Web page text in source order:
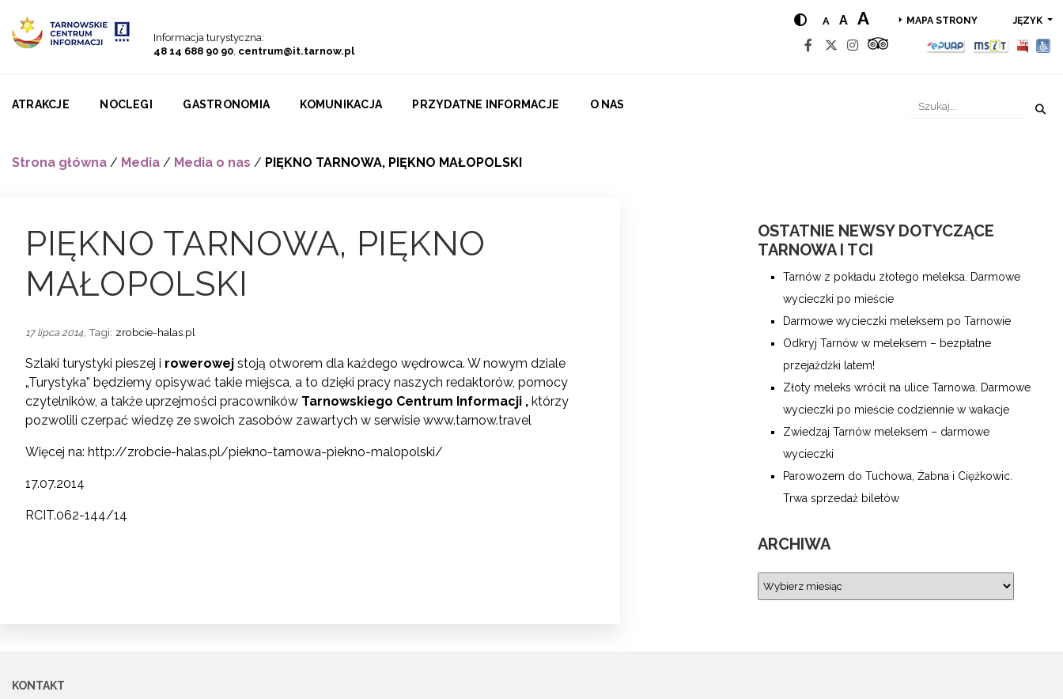
Informacja turystyczna:
48 14 688 90 90, centrum@it.tarnow.pl
A A A MAPA STRONY JĘZYK
ATRAKCJE NOCLEGI GASTRONOMIA KOMUNIKACJA PRZYDATNE INFORMACJE O NAS
Strona główna / Media / Media o nas / PIĘKNO TARNOWA, PIĘKNO MAŁOPOLSKI
PIĘKNO TARNOWA, PIĘKNO
MAŁOPOLSKI
17 lipca 2014 , Tagi: zrobcie-halas.pl
Szlaki turystyki pieszej i rowerowej stoją otworem dla każdego wędrowca. W nowym dziale
„Turystyka” będziemy opisywać takie miejsca, a to dzięki pracy naszych redaktorów, pomocy
czytelników, a także uprzejmości pracowników Tarnowskiego Centrum Informacji , którzy
pozwolili czerpać wiedzę ze swoich zasobów zawartych w serwisie www.tarnow.travel
Więcej na: http://zrobcie-halas.pl/piekno-tarnowa-piekno-malopolski/
17.07.2014
RCIT.062-144/14
OSTATNIE NEWSY DOTYCZĄCE
TARNOWA I TCI
Tarnów z pokładu złotego meleksa. Darmowe
wycieczki po mieście
Darmowe wycieczki meleksem po Tarnowie
Odkryj Tarnów w meleksem – bezpłatne
przejażdżki latem!
Złoty meleks wrócił na ulice Tarnowa. Darmowe
wycieczki po mieście codziennie w wakacje
Zwiedzaj Tarnów meleksem – darmowe
wycieczki
Parowozem do Tuchowa, Żabna i Ciężkowic.
Trwa sprzedaż biletów
ARCHIWA
KONTAKT